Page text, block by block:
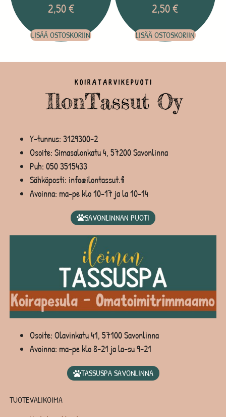
2,50€
LISÄÄ OSTOSKORIIN
2,50€
LISÄÄ OSTOSKORIIN
Y-tunnus: 3129300-2
Osoite: Simasalonkatu 4, 57200 Savonlinna
Puh: 050 3515433
Sähköposti: info@ilontassut.fi
Avoinna: ma-pe klo 10-17 ja la 10-14
SAVONLINNAN PUOTI
Osoite: Olavinkatu 41, 57100 Savonlinna
Avoinna: ma-pe klo 8-21 ja la-su 9-21
TASSUSPA SAVONLINNA
TUOTEVALIKOIMA